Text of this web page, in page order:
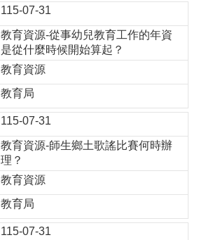
115-07-31
教育資源-從事幼兒教育工作的年資
是從什麼時候開始算起？
教育資源
教育局
115-07-31
教育資源-師生鄉土歌謠比賽何時辦
理？
教育資源
教育局
115-07-31